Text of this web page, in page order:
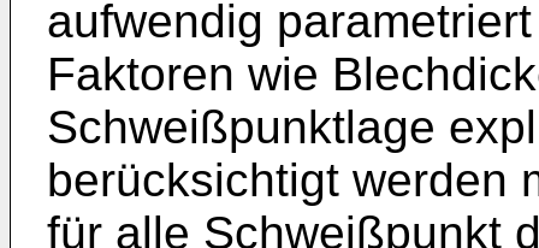
aufwendig
Faktoren wie
Schweißpunktlage
berücksichtigt werden
für alle Schweißpunkt